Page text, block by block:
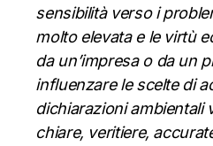
sensibilità verso i
molto elevata e le virtù
da un’impresa o da un
influenzare le scelte di
dichiarazioni ambientali
chiare, veritiere,